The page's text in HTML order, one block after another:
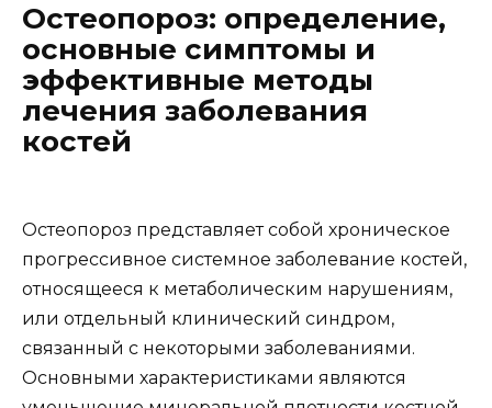
Остеопороз: определение,
основные симптомы и
эффективные методы
лечения заболевания
костей
Остеопороз представляет собой хроническое
прогрессивное системное заболевание костей,
относящееся к метаболическим нарушениям,
или отдельный клинический синдром,
связанный с некоторыми заболеваниями.
Основными характеристиками являются